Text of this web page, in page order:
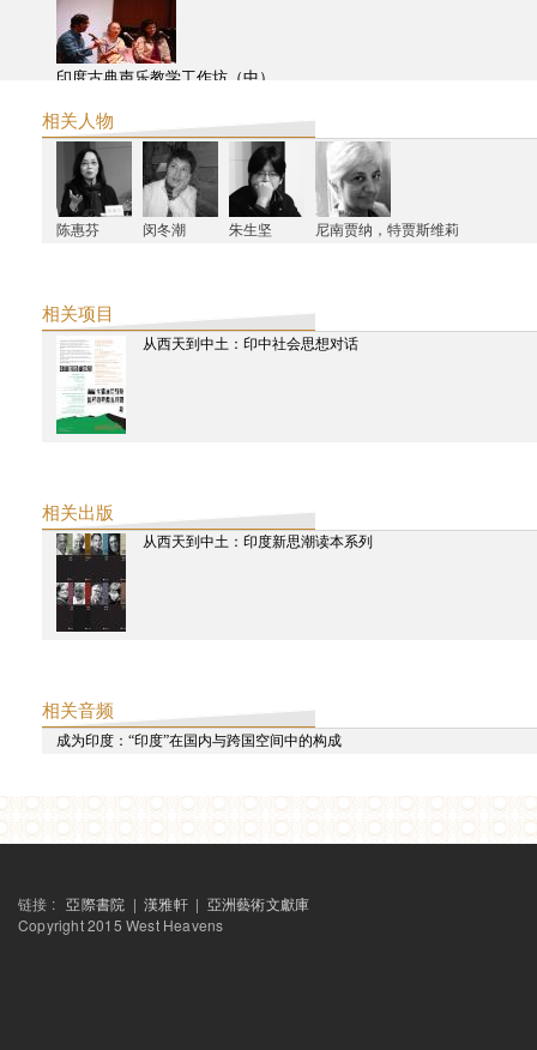
印度古典声乐教学工作坊（中）
印度古典声乐教学工作坊（上）
利亚兹空间 | 丝路之乐： 雅集园林中的印度与中国声音艺术-印度（中
利亚兹空间 | 丝路之乐： 雅集园林中的印度与中国声音艺术-吴欣霏
相关人物
陈惠芬 闵冬潮 朱生坚 尼南贾纳，特贾斯维莉
相关项目
从西天到中土：印中社会思想对话
相关出版
从西天到中土：印度新思潮读本系列
相关音频
成为印度：“印度”在国内与跨国空间中的构成
链接 :亞際書院 |漢雅軒 | 亞洲藝術文獻庫
Copyright 2015 West Heavens